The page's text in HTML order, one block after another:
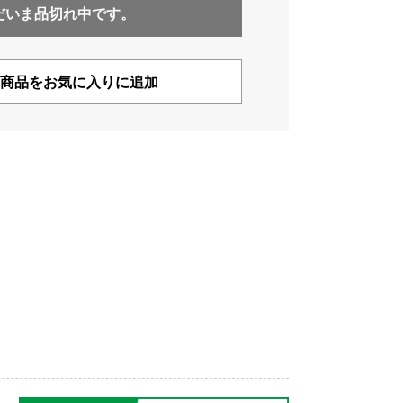
いま品切れ中です。
品をお気に入りに追加